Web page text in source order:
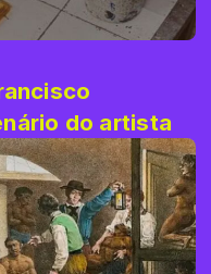
do artista